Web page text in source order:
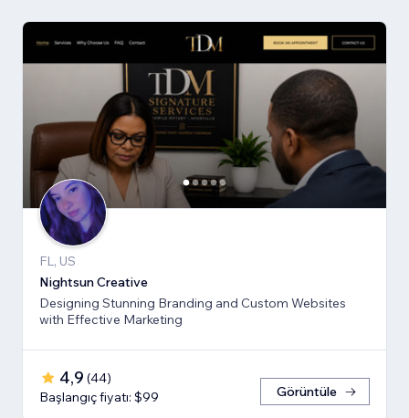
FL, US
Nightsun Creative
Designing Stunning Branding and Custom Websites
with Effective Marketing
4,9 (44)
Başlangıç fiyatı: $99
Görüntüle